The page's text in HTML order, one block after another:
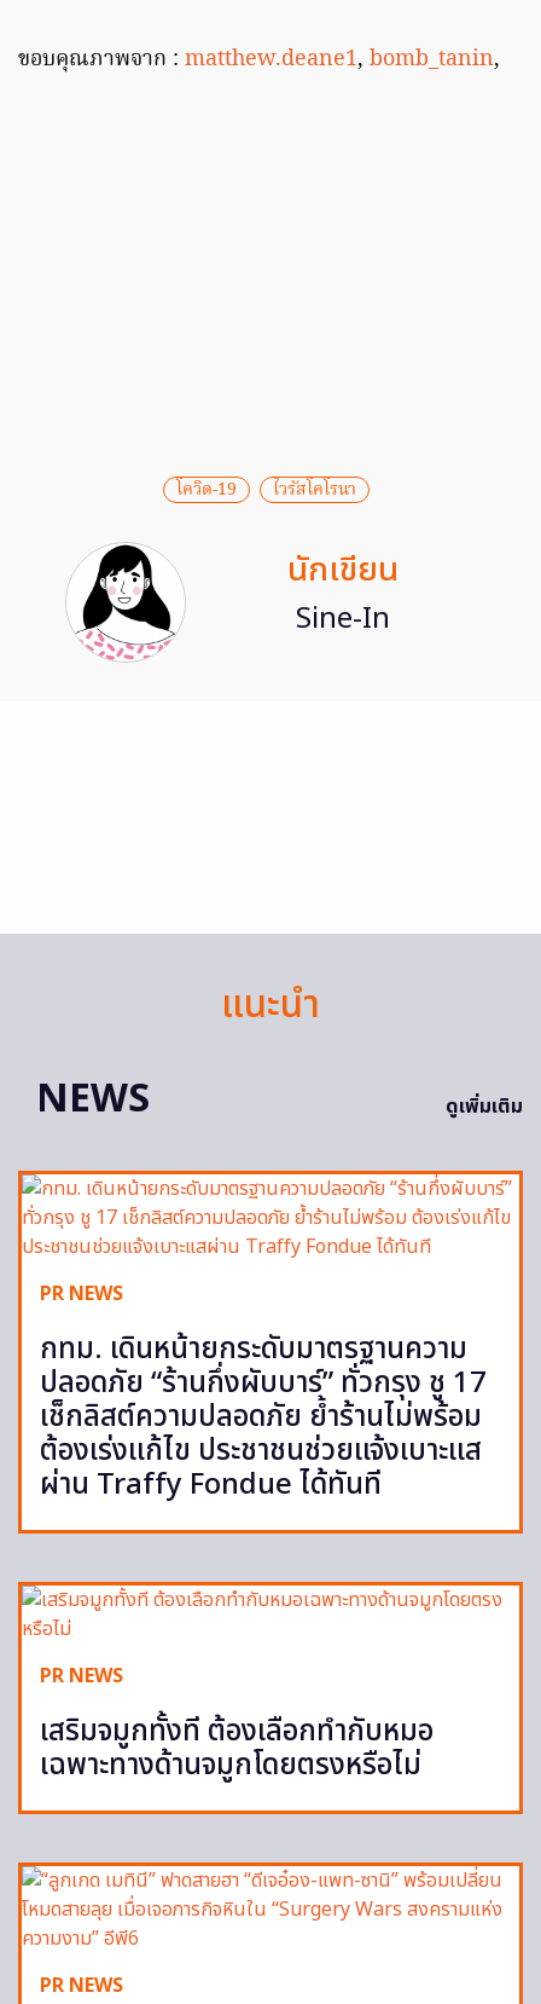
ขอบคุณภาพจาก : matthew.deane1, bomb_tanin,
โควิด-19 ไวรัสโคโรนา
นักเขียน
Sine-In
แนะนำ
NEWS
ดูเพิ่มเติม
PR NEWS
กทม. เดินหน้ายกระดับมาตรฐานความ
ปลอดภัย “ร้านกึ่งผับบาร์” ทั่วกรุง ชู 17
เช็กลิสต์ความปลอดภัย ย้ำร้านไม่พร้อม
ต้องเร่งแก้ไข ประชาชนช่วยแจ้งเบาะแส
ผ่าน Traffy Fondue ได้ทันที
PR NEWS
เสริมจมูกทั้งที ต้องเลือกทำกับหมอ
เฉพาะทางด้านจมูกโดยตรงหรือไม่
PR NEWS